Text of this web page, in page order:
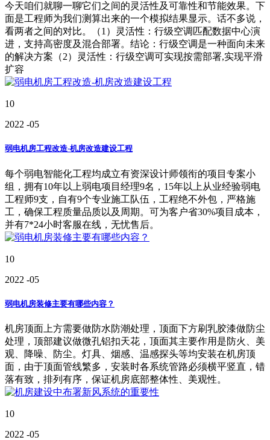
今天咱们就聊一聊它们之间的灵活性及可靠性和节能效果。下
面是工程师为我们测算出来的一个模拟结果显示。话不多说，
看两者之间的对比。（1）灵活性：行级空调匹配数据中心演
进，支持高密度及混合部署。结论：行级空调是一种面向未来
的解决方案（2）灵活性：行级空调可实现按需部署,实现平滑
扩容
10
2022 -05
弱电机房工程改造-机房改造建设工程
每个弱电智能化工程均成立有资深设计师领衔的项目专案小
组，拥有10年以上弱电项目经理9名，15年以上从业经验弱电
工程师9支，自有9个专业施工队伍，工程绝不外包，严格施
工，确保工程质量品质以及周期。可为客户省30%项目成本，
并有7*24小时客服在线，无忧售后。
10
2022 -05
弱电机房装修主要有哪些内容？
机房顶面上方需要做防水防潮处理，顶面下方刷乳胶漆做防尘
处理，顶部建议做微孔铝扣天花，顶面其主要作用是防火、美
观、降噪、防尘。灯具、烟感、温感探头等均安装在机房顶
面，由于顶面管线繁多，安装时各系统管路必须横平竖直，错
落有致，排列有序，保证机房底部整体性、美观性。
10
2022 -05